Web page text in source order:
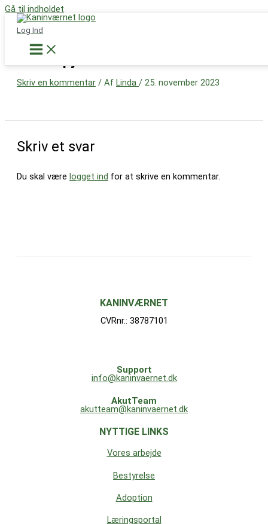
Gå til indholdet
Log Ind
Støt nu
A2madpyramide
Skriv en kommentar / Af Linda / 25. november 2023
Skriv et svar
Du skal være logget ind for at skrive en kommentar.
KANINVÆRNET
CVRnr.: 38787101
Support
info@kaninvaernet.dk
AkutTeam
akutteam@kaninvaernet.dk
NYTTIGE LINKS
Vores arbejde
Bestyrelse
Adoption
Læringsportal